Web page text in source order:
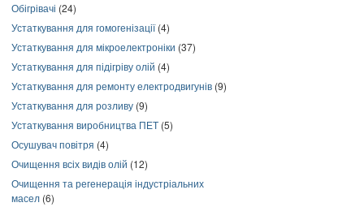
Обігрівачі (24)
Устаткування для гомогенізації(4)
Устаткування для мікроелектроніки (37)
Устаткування для підігріву олій (4)
Устаткування для ремонту електродвигунів (9)
Устаткування для розливу (9)
Устаткування виробництва ПЕТ (5)
Осушувач повітря (4)
Очищення всіх видів олій (12)
Очищення та регенерація індустріальних
масел (6)